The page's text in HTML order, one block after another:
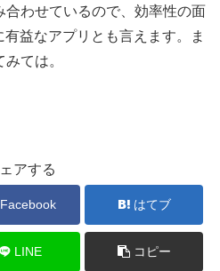
合わせているので、効率性の面
益なアプリとも言えます。ま
ては。
アする
Facebook はてブ
LINE コピー